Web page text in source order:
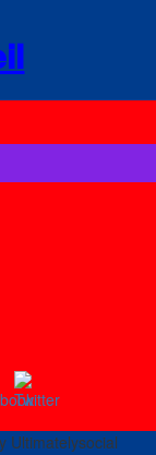
Ultimatelysocial